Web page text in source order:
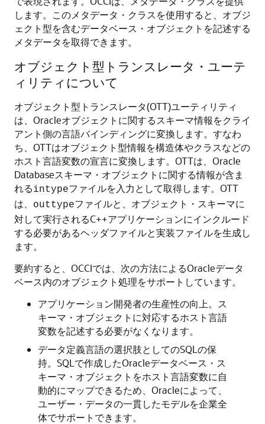
します。このメタデータ・クラスを使用すると、オブジ
ェクト型を含むデータベース・オブジェクトを記述する
メタデータを取得できます。
オブジェクト型トランスレータ・ユーテ
ィリティについて
オブジェクト型トランスレータ(OTT)ユーティリティ
は、Oracleオブジェクトに関するスキーマ情報をクライ
アント側の言語バインディングに変換します。すなわ
ち、OTTはオブジェクト型情報を構造体やクラスなどの
ホスト言語変数の宣言に変換します。OTTは、Oracle
Databaseスキーマ・オブジェクトに関する情報が含ま
れるintypeファイルを入力として取得します。OTT
は、
outtypeファイルと、オブジェクト・スキーマに
対して実行されるC++アプリケーションにインクルード
する必要があるヘッダファイルと実装ファイルを生成し
ます。
要約すると、OCCIでは、次の方法によるOracleデータ
ベース内のオブジェクト処理をサポートしています。
アプリケーション開発者の生産性の向上。ス
キーマ・オブジェクトに対応するホスト言語
変数を記述する必要がなくなります。
データ定義言語の選択肢としてのSQLの保
持。SQLで作成したOracleデータベース・ス
キーマ・オブジェクトをホスト言語変数に自
動的にマップできるため、Oracleによって、
ユーザー・データの一貫したモデルを企業全
体でサポートできます。